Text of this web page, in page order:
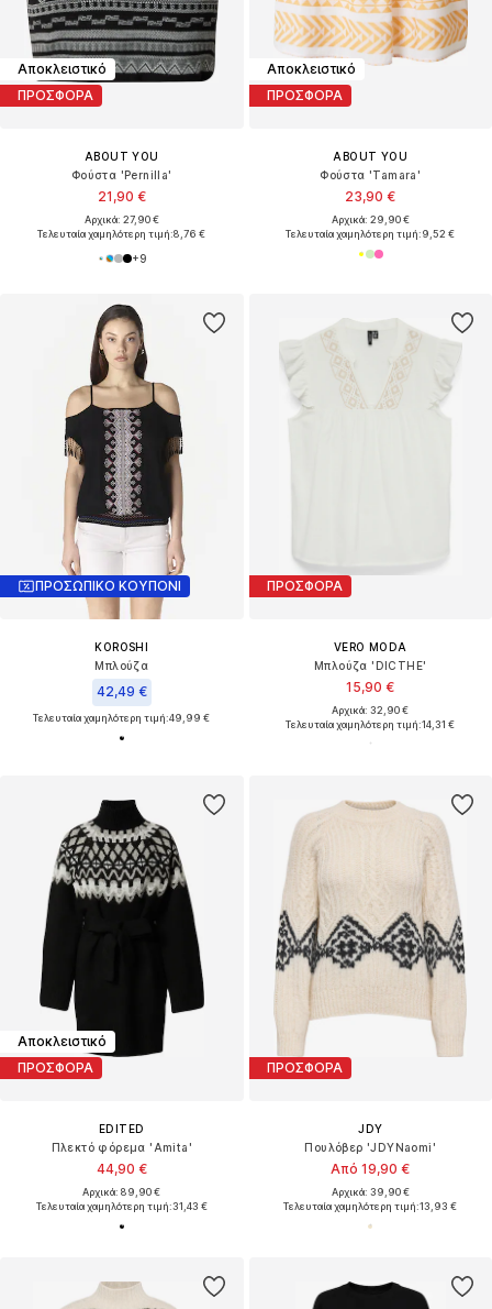
Αποκλειστικό
ΠΡΟΣΦΟΡΑ
ABOUT YOU
Φούστα 'Pernilla'
21,90 €
Αρχικά: 27,90 €
Τελευταία χαμηλότερη τιμή:8,76 €
+9
Αποκλειστικό
ΠΡΟΣΦΟΡΑ
ABOUT YOU
Φούστα 'Tamara'
23,90 €
Αρχικά: 29,90 €
Τελευταία χαμηλότερη τιμή:9,52 €
ΠΡΟΣΩΠΙΚΟ ΚΟΥΠΟΝΙ
KOROSHI
Μπλούζα
42,49 €
Τελευταία χαμηλότερη τιμή:49,99 €
ΠΡΟΣΦΟΡΑ
VERO MODA
Μπλούζα 'DICTHE'
15,90 €
Αρχικά: 32,90 €
Τελευταία χαμηλότερη τιμή:14,31 €
Αποκλειστικό
ΠΡΟΣΦΟΡΑ
EDITED
Πλεκτό φόρεμα 'Amita'
44,90 €
Αρχικά: 89,90 €
Τελευταία χαμηλότερη τιμή:31,43 €
ΠΡΟΣΦΟΡΑ
JDY
Πουλόβερ 'JDYNaomi'
Από 19,90 €
Αρχικά: 39,90 €
Τελευταία χαμηλότερη τιμή:13,93 €